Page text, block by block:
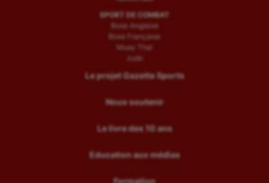
SPORT DE COMBAT
Boxe Anglaise
Boxe Française
Muay Thaï
Judo
Le projet Gazette Sports
Nous soutenir
Le livre des 10 ans
Education aux médias
Formation